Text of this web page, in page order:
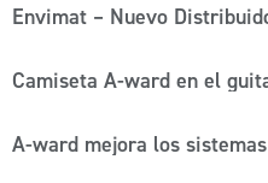
Envimat – Nuevo
Camiseta A-ward en el
A-ward mejora los